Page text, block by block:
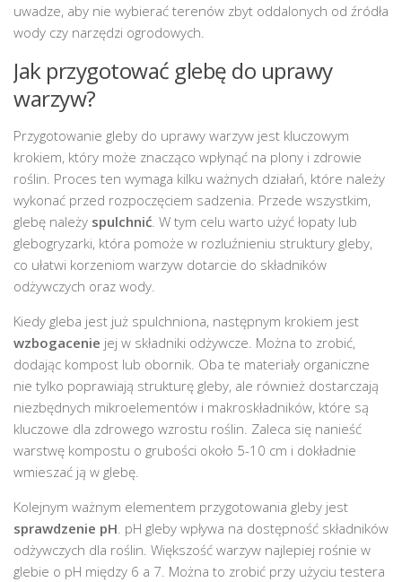
uwadze, aby nie wybierać terenów zbyt oddalonych od źródła
wody czy narzędzi ogrodowych.
Jak przygotować glebę do uprawy
warzyw?
Przygotowanie gleby do uprawy warzyw jest kluczowym
krokiem, który może znacząco wpłynąć na plony i zdrowie
roślin. Proces ten wymaga kilku ważnych działań, które należy
wykonać przed rozpoczęciem sadzenia. Przede wszystkim,
glebę należy spulchnić. W tym celu warto użyć łopaty lub
glebogryzarki, która pomoże w rozluźnieniu struktury gleby,
co ułatwi korzeniom warzyw dotarcie do składników
odżywczych oraz wody.
Kiedy gleba jest już spulchniona, następnym krokiem jest
wzbogacenie jej w składniki odżywcze. Można to zrobić,
dodając kompost lub obornik. Oba te materiały organiczne
nie tylko poprawiają strukturę gleby, ale również dostarczają
niezbędnych mikroelementów i makroskładników, które są
kluczowe dla zdrowego wzrostu roślin. Zaleca się nanieść
warstwę kompostu o grubości około 5-10 cm i dokładnie
wmieszać ją w glebę.
Kolejnym ważnym elementem przygotowania gleby jest
sprawdzenie pH. pH gleby wpływa na dostępność składników
odżywczych dla roślin. Większość warzyw najlepiej rośnie w
glebie o pH między 6 a 7. Można to zrobić przy użyciu testera